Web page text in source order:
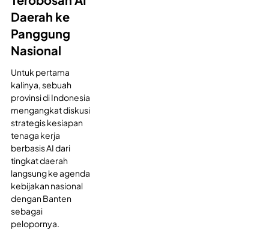
Daerah ke
Panggung
Nasional
Untuk pertama
kalinya, sebuah
provinsi di Indonesia
mengangkat diskusi
strategis kesiapan
tenaga kerja
berbasis AI dari
tingkat daerah
langsung ke agenda
kebijakan nasional
dengan Banten
sebagai
pelopornya.